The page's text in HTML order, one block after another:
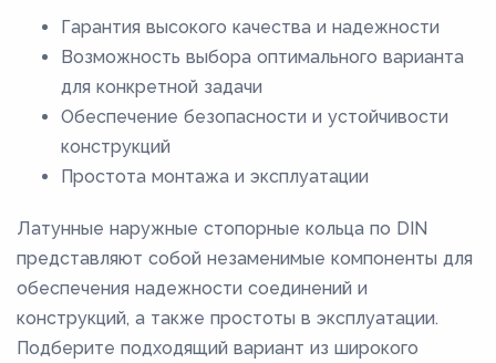
Гарантия высокого качества и надежности
Возможность выбора оптимального варианта
для конкретной задачи
Обеспечение безопасности и устойчивости
конструкций
Простота монтажа и эксплуатации
Латунные наружные стопорные кольца по DIN
представляют собой незаменимые компоненты для
обеспечения надежности соединений и
конструкций, а также простоты в эксплуатации.
Подберите подходящий вариант из широкого